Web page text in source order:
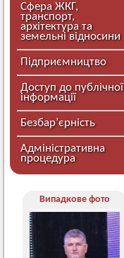
Сфера ЖКГ,
транспорт,
архітектура та
земельні відносини
Підприємництво
Доступ до публічної
інформації
Безбар’єрність
Адміністративна
процедура
Випадкове фото